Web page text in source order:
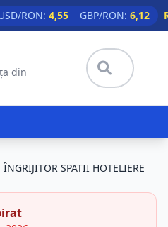
RON: 4,55 GBP/RON: 6,12
din
ÎNGRIJITOR SPATII HOTELIERE